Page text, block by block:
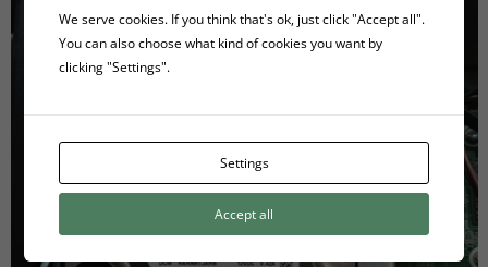
We serve cookies. If you think that's ok, just click "Accept all".
You can also choose what kind of cookies you want by
clicking "Settings".
Settings
Accept all